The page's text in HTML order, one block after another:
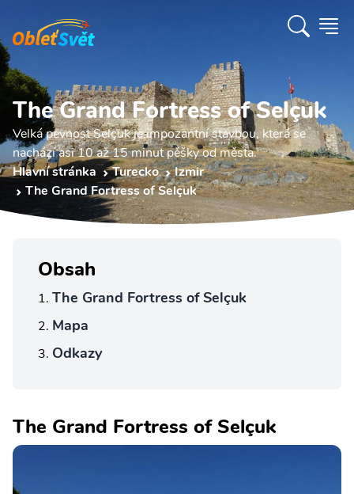
The Grand Fortress of Selçuk
Velká pevnost Selçuk je impozantní stavbou, která se
nachází asi 10 až 15 minut pěšky od města.
Hlavní stránka
Turecko
Izmir
The Grand Fortress of Selçuk
Obsah
The Grand Fortress of Selçuk
Mapa
Odkazy
The Grand Fortress of Selçuk